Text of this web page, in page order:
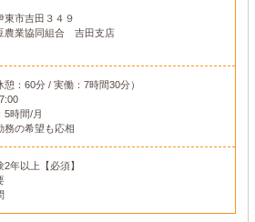
東市吉田３４９
農業協同組合 吉田支店
憩：60分 / 実働：7時間30分）
時間/月
の希望も応相
2年以上【必須】